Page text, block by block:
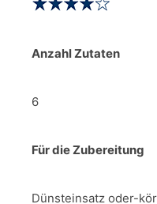
Anzahl Zutaten
6
Für die Zubereitung
Dünsteinsatz oder-